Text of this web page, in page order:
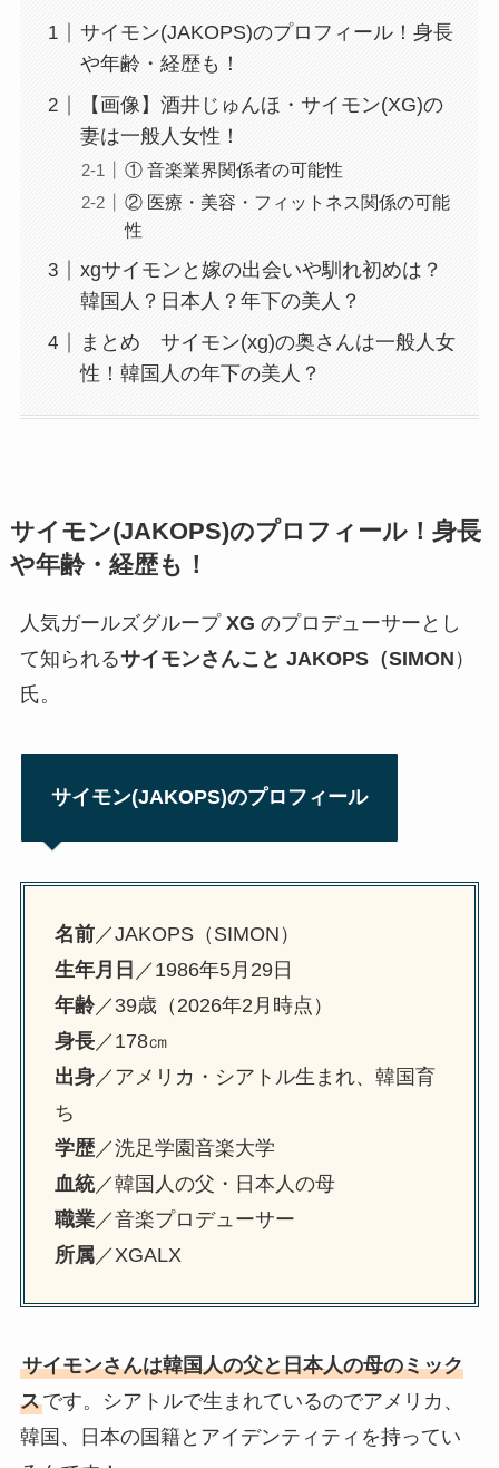
サイモン(JAKOPS)のプロフィール！身長
や年齢・経歴も！
【画像】酒井じゅんほ・サイモン(XG)の
妻は一般人女性！
① 音楽業界関係者の可能性
② 医療・美容・フィットネス関係の可能
性
xgサイモンと嫁の出会いや馴れ初めは？
韓国人？日本人？年下の美人？
まとめ サイモン(xg)の奥さんは一般人女
性！韓国人の年下の美人？
サイモン(JAKOPS)のプロフィール！身長
や年齢・経歴も！
人気ガールズグループ XG のプロデューサーとし
て知られるサイモンさんこと JAKOPS（SIMON ）
氏。
サイモン(JAKOPS)のプロフィール
名前／JAKOPS（SIMON）
生年月日 ／1986年5月29日
年齢／39歳（2026年2月時点）
身長／178㎝
出身／アメリカ・シアトル生まれ、韓国育
ち
学歴／洗足学園音楽大学
血統／韓国人の父・日本人の母
職業／音楽プロデューサー
所属／XGALX
サイモンさんは韓国人の父と日本人の母のミック
スです。シアトルで生まれているのでアメリカ、
韓国、日本の国籍とアイデンティティを持ってい